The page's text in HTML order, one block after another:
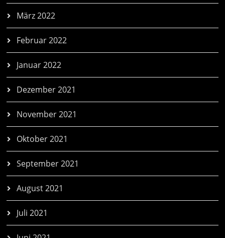
März 2022
Februar 2022
Januar 2022
Dezember 2021
November 2021
Oktober 2021
September 2021
August 2021
Juli 2021